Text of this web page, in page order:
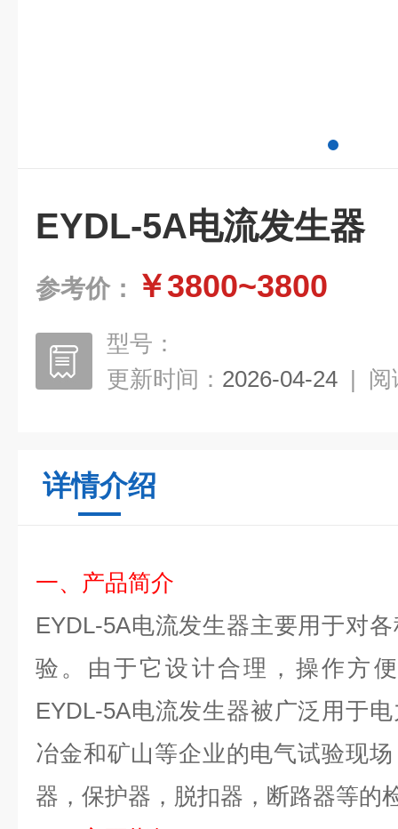
EYDL-5A电流发生器
参考价： ￥3800~3800
型号：
更新时间： 2026-04-24 | 阅
详情介绍
一、产品简介
EYDL-5A电流发生器主要用于对
验。由于它设计合理，操作方
EYDL-5A电流发生器被广泛用于
冶金和矿山等企业的电气试验现
器，保护器，脱扣器，断路器等的